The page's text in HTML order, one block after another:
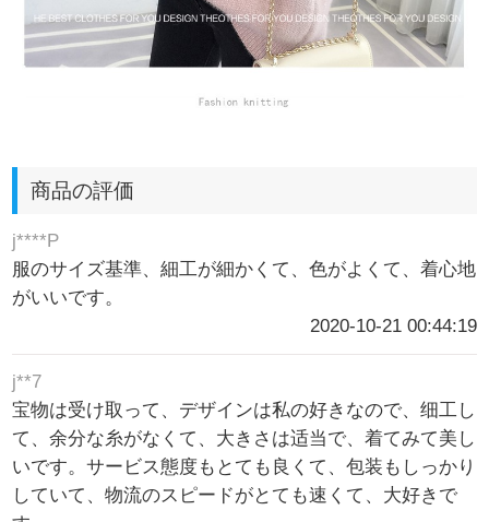
商品の評価
j****P
服のサイズ基準、細工が細かくて、色がよくて、着心地
がいいです。
2020-10-21 00:44:19
j**7
宝物は受け取って、デザインは私の好きなので、细工し
て、余分な糸がなくて、大きさは适当で、着てみて美し
いです。サービス態度もとても良くて、包装もしっかり
していて、物流のスピードがとても速くて、大好きで